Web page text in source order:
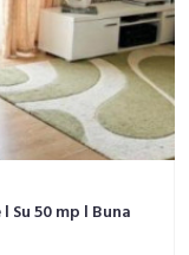
50 mp l Buna